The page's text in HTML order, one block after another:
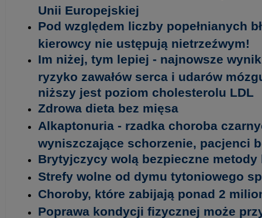
Unii Europejskiej
Pod względem liczby popełnianych
kierowcy nie ustępują nietrzeźwym!
Im niżej, tym lepiej - najnowsze
ryzyko zawałów serca i udarów
niższy jest poziom cholesterolu LDL
Zdrowa dieta bez mięsa
Alkaptonuria - rzadka choroba
wyniszczające schorzenie, pacjenci
Brytyjczycy wolą bezpieczne metody
Strefy wolne od dymu tytoniowego
Choroby, które zabijają ponad 2
Poprawa kondycji fizycznej może